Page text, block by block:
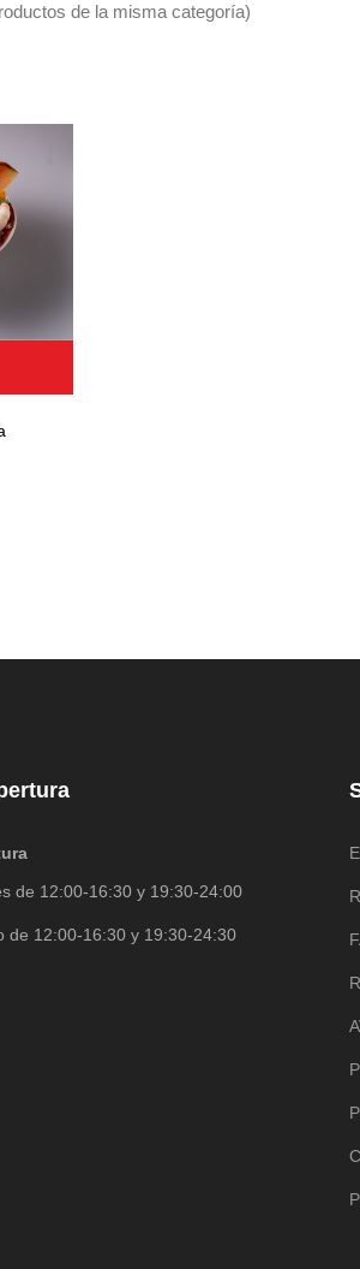
de la misma categoría)
de 12:00-16:30 y 19:30-24:00
de 12:00-16:30 y 19:30-24:30